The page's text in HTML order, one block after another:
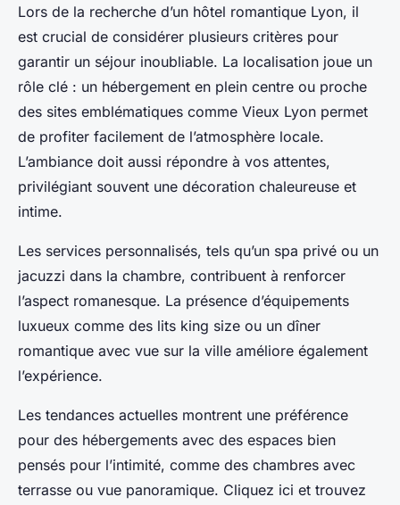
Lors de la recherche d’un hôtel romantique Lyon, il
est crucial de considérer plusieurs critères pour
garantir un séjour inoubliable. La localisation joue un
rôle clé : un hébergement en plein centre ou proche
des sites emblématiques comme Vieux Lyon permet
de profiter facilement de l’atmosphère locale.
L’ambiance doit aussi répondre à vos attentes,
privilégiant souvent une décoration chaleureuse et
intime.
Les services personnalisés, tels qu’un spa privé ou un
jacuzzi dans la chambre, contribuent à renforcer
l’aspect romanesque. La présence d’équipements
luxueux comme des lits king size ou un dîner
romantique avec vue sur la ville améliore également
l’expérience.
Les tendances actuelles montrent une préférence
pour des hébergements avec des espaces bien
pensés pour l’intimité, comme des chambres avec
terrasse ou vue panoramique. Cliquez ici et trouvez